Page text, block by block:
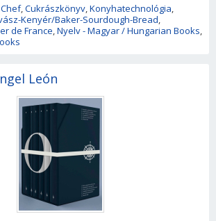
,Cukrászkönyv,Konyhatechnológia,
Kenyér/Baker-Sourdough-Bread,
de France,Nyelv - Magyar / Hungarian Books,
León